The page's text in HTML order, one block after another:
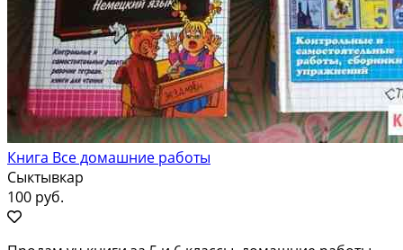
Книга Все домашние работы
Сыктывкар
100 руб.